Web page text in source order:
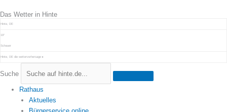
Inhalt
springen
Das Wetter in Hinte
Hinte, DE
19°
Schauer
Hinte, DE die wettervorhersage ▸
Suche
Rathaus
Aktuelles